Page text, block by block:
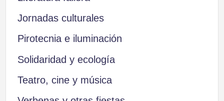
Jornadas culturales
Pirotecnia e iluminación
Solidaridad y ecología
Teatro, cine y música